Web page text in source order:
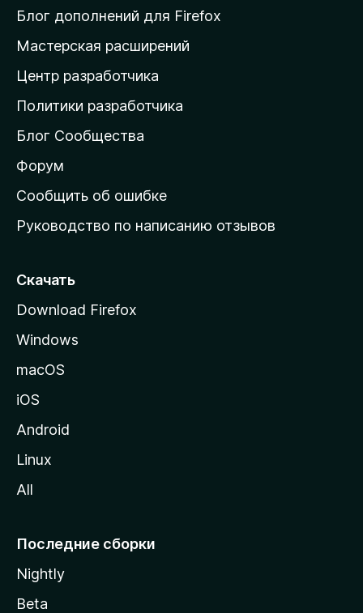
и
а
д
о
а
ш
н
ю
т
а
н
у
M
i
l
Блог дополнений для Firefox
Мастерская расширений
Центр разработчика
Политики разработчика
Блог Сообщества
Форум
Сообщить об ошибке
Руководство по написанию отзывов
Скачать
Download Firefox
Windows
macOS
iOS
Android
Linux
All
Последние сборки
Nightly
Beta